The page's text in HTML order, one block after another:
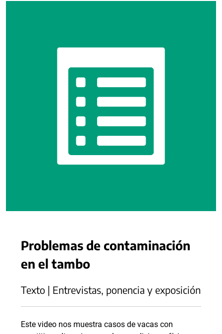
Problemas de contaminación
en el tambo
Texto | Entrevistas, ponencia y exposición
Este video nos muestra casos de vacas con